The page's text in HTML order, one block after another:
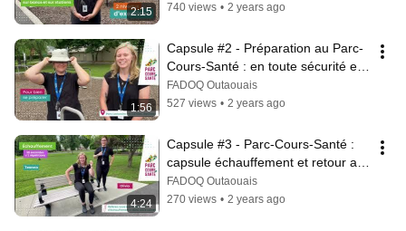
2:15
740 views • 2 years ago
1:56
Capsule #2 - Préparation au Parc-
Cours-Santé : en toute sécurité et
quoi apporter ?
FADOQ Outaouais
527 views • 2 years ago
4:24
Capsule #3 - Parc-Cours-Santé :
capsule échauffement et retour au
calme
FADOQ Outaouais
270 views • 2 years ago